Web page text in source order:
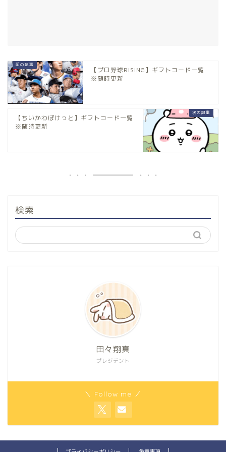
【プロ野球RISING】ギフトコード一覧
※随時更新
【ちいかわぽけっと】ギフトコード一覧
※随時更新
検索
プレジデント
田々翔真
＼ Follow me ／